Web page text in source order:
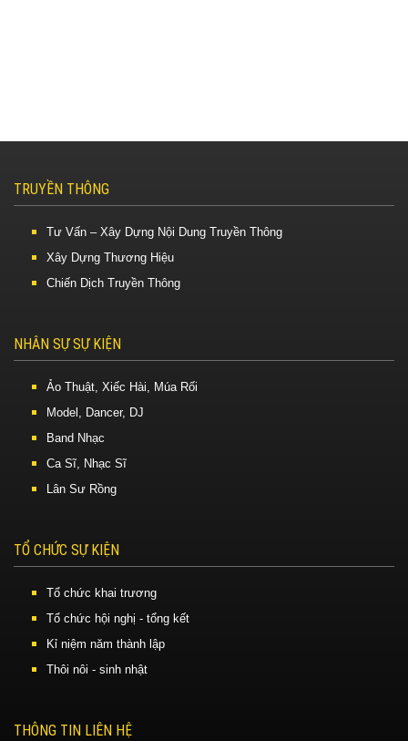
TRUYỀN THÔNG
Tư Vấn – Xây Dựng Nội Dung Truyền Thông
Xây Dựng Thương Hiệu
Chiến Dịch Truyền Thông
NHÂN SỰ SỰ KIỆN
Ảo Thuật, Xiếc Hài, Múa Rối
Model, Dancer, DJ
Band Nhạc
Ca Sĩ, Nhạc Sĩ
Lân Sư Rồng
TỔ CHỨC SỰ KIỆN
Tổ chức khai trương
Tổ chức hội nghị - tổng kết
Kỉ niệm năm thành lập
Thôi nôi - sinh nhật
THÔNG TIN LIÊN HỆ